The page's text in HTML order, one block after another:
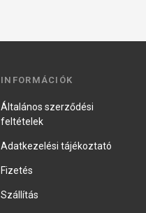
INFORMÁCIÓK
Általános szerződési
feltételek
Adatkezelési tájékoztató
Fizetés
Szállítás